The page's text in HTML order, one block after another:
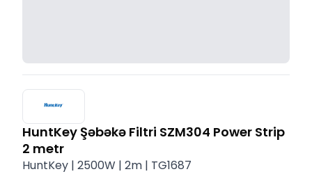
HuntKey Şəbəkə Filtri SZM304 Power Strip
2 metr
HuntKey | 2500W | 2m | TG1687